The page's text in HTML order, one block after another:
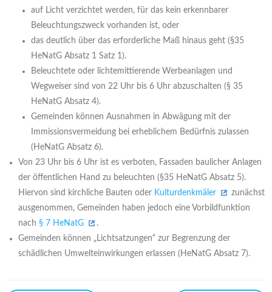
auf Licht verzichtet werden, für das kein erkennbarer
Beleuchtungszweck vorhanden ist, oder
das deutlich über das erforderliche Maß hinaus geht (§35
HeNatG Absatz 1 Satz 1).
Beleuchtete oder lichtemittierende Werbeanlagen und
Wegweiser sind von 22 Uhr bis 6 Uhr abzuschalten (§ 35
HeNatG Absatz 4).
Gemeinden können Ausnahmen in Abwägung mit der
Immissionsvermeidung bei erheblichem Bedürfnis zulassen
(HeNatG Absatz 6).
Von 23 Uhr bis 6 Uhr ist es verboten, Fassaden baulicher Anlagen
der öffentlichen Hand zu beleuchten (§35 HeNatG Absatz 5).
Hiervon sind kirchliche Bauten oder Kulturdenkmäler
zunächst
ausgenommen, Gemeinden haben jedoch eine Vorbildfunktion
nach § 7 HeNatG
.
Gemeinden können „Lichtsatzungen“ zur Begrenzung der
schädlichen Umwelteinwirkungen erlassen (HeNatG Absatz 7).